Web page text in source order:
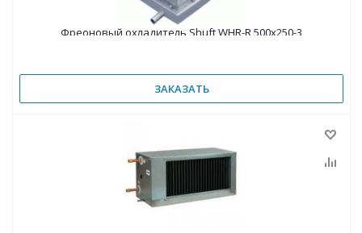
Фреоновый охладитель Shuft WHR-R 500x250-3
ЗАКАЗАТЬ